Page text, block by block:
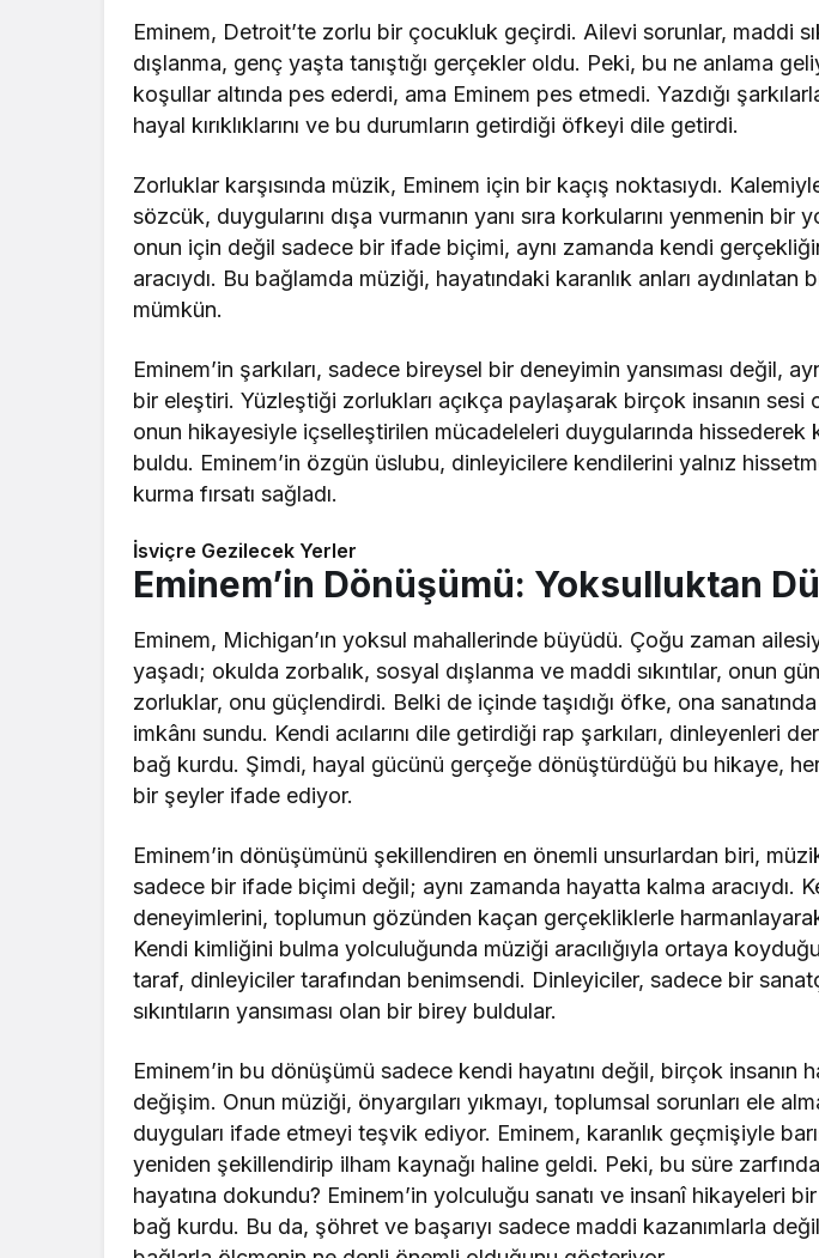
Eminem, Detroit’te zorlu bir çocukluk geçirdi. Ailevi sorunlar, maddi
dışlanma, genç yaşta tanıştığı gerçekler oldu. Peki, bu ne anlama
koşullar altında pes ederdi, ama Eminem pes etmedi. Yazdığı
hayal kırıklıklarını ve bu durumların getirdiği öfkeyi dile getirdi.
Zorluklar karşısında müzik, Eminem için bir kaçış noktasıydı.
sözcük, duygularını dışa vurmanın yanı sıra korkularını yenmenin
onun için değil sadece bir ifade biçimi, aynı zamanda kendi
aracıydı. Bu bağlamda müziği, hayatındaki karanlık anları aydınlatan
mümkün.
Eminem’in şarkıları, sadece bireysel bir deneyimin yansıması değil,
bir eleştiri. Yüzleştiği zorlukları açıkça paylaşarak birçok insanın sesi
onun hikayesiyle içselleştirilen mücadeleleri duygularında hissederek
buldu. Eminem’in özgün üslubu, dinleyicilere kendilerini yalnız
kurma fırsatı sağladı.
İsviçre Gezilecek Yerler
Eminem’in Dönüşümü: Yoksulluktan
Eminem, Michigan’ın yoksul mahallerinde büyüdü. Çoğu zaman
yaşadı; okulda zorbalık, sosyal dışlanma ve maddi sıkıntılar, onun
zorluklar, onu güçlendirdi. Belki de içinde taşıdığı öfke, ona
imkânı sundu. Kendi acılarını dile getirdiği rap şarkıları, dinleyenleri
bağ kurdu. Şimdi, hayal gücünü gerçeğe dönüştürdüğü bu hikaye,
bir şeyler ifade ediyor.
Eminem’in dönüşümünü şekillendiren en önemli unsurlardan biri,
sadece bir ifade biçimi değil; aynı zamanda hayatta kalma aracıydı.
deneyimlerini, toplumun gözünden kaçan gerçekliklerle
Kendi kimliğini bulma yolculuğunda müziği aracılığıyla ortaya
taraf, dinleyiciler tarafından benimsendi. Dinleyiciler, sadece bir
sıkıntıların yansıması olan bir birey buldular.
Eminem’in bu dönüşümü sadece kendi hayatını değil, birçok insanın
değişim. Onun müziği, önyargıları yıkmayı, toplumsal sorunları ele
duyguları ifade etmeyi teşvik ediyor. Eminem, karanlık geçmişiyle
yeniden şekillendirip ilham kaynağı haline geldi. Peki, bu süre
hayatına dokundu? Eminem’in yolculuğu sanatı ve insanî hikayeleri
bağ kurdu. Bu da, şöhret ve başarıyı sadece maddi kazanımlarla